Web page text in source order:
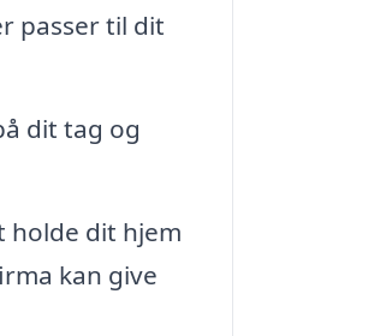
passer til dit
dit tag og
holde dit hjem
kan give